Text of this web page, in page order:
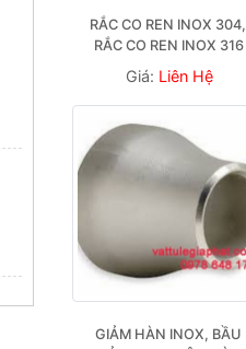
RẮC CO REN INOX 304,
RẮC CO REN INOX 316
Giá: Liên Hệ
GIẢM HÀN INOX, BẦU